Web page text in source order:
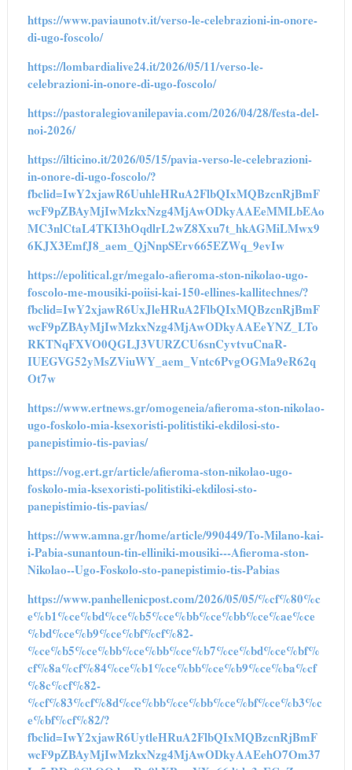
https://www.paviaunotv.it/verso-le-celebrazioni-in-onore-
di-ugo-foscolo/
https://lombardialive24.it/2026/05/11/verso-le-
celebrazioni-in-onore-di-ugo-foscolo/
https://pastoralegiovanilepavia.com/2026/04/28/festa-del-
noi-2026/
https://ilticino.it/2026/05/15/pavia-verso-le-celebrazioni-
in-onore-di-ugo-foscolo/?
fbclid=IwY2xjawR6UuhleHRuA2FlbQIxMQBzcnRjBmF
wcF9pZBAyMjIwMzkxNzg4MjAwODkyAAEeMMLbEAo
MC3nlCtaL4TKI3hOqdlrL2wZ8Xxu7t_hkAGMiLMwx9
6KJX3EmfJ8_aem_QjNnpSErv665EZWq_9evIw
https://epolitical.gr/megalo-afieroma-ston-nikolao-ugo-
foscolo-me-mousiki-poiisi-kai-150-ellines-kallitechnes/?
fbclid=IwY2xjawR6UxJleHRuA2FlbQIxMQBzcnRjBmF
wcF9pZBAyMjIwMzkxNzg4MjAwODkyAAEeYNZ_LTo
RKTNqFXVO0QGLJ3VURZCU6snCyvtvuCnaR-
IUEGVG52yMsZViuWY_aem_Vntc6PvgOGMa9eR62q
Ot7w
https://www.ertnews.gr/omogeneia/afieroma-ston-nikolao-
ugo-foskolo-mia-ksexoristi-politistiki-ekdilosi-sto-
panepistimio-tis-pavias/
https://vog.ert.gr/article/afieroma-ston-nikolao-ugo-
foskolo-mia-ksexoristi-politistiki-ekdilosi-sto-
panepistimio-tis-pavias/
https://www.amna.gr/home/article/990449/To-Milano-kai-
i-Pabia-sunantoun-tin-elliniki-mousiki---Afieroma-ston-
Nikolao--Ugo-Foskolo-sto-panepistimio-tis-Pabias
https://www.panhellenicpost.com/2026/05/05/%cf%80%c
e%b1%ce%bd%ce%b5%ce%bb%ce%bb%ce%ae%ce
%bd%ce%b9%ce%bf%cf%82-
%ce%b5%ce%bb%ce%bb%ce%b7%ce%bd%ce%bf%
cf%8a%cf%84%ce%b1%ce%bb%ce%b9%ce%ba%cf
%8c%cf%82-
%cf%83%cf%8d%ce%bb%ce%bb%ce%bf%ce%b3%c
e%bf%cf%82/?
fbclid=IwY2xjawR6UytleHRuA2FlbQIxMQBzcnRjBmF
wcF9pZBAyMjIwMzkxNzg4MjAwODkyAAEehO7Om37